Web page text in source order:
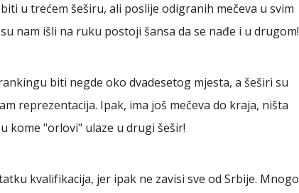
u trećem šeširu, ali poslije odigranih mečeva u svim
nam išli na ruku postoji šansa da se nađe i u drugom!
biti negde oko dvadesetog mjesta, a šeširi su
reprezentacija. Ipak, ima još mečeva do kraja, ništa
kome "orlovi" ulaze u drugi šešir!
kvalifikacija, jer ipak ne zavisi sve od Srbije. Mnogo